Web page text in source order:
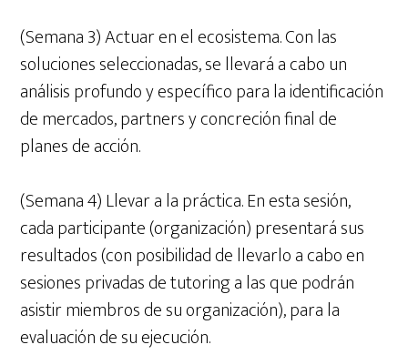
(Semana 3) Actuar en el ecosistema. Con las
soluciones seleccionadas, se llevará a cabo un
análisis profundo y específico para la identificación
de mercados, partners y concreción final de
planes de acción.
(Semana 4) Llevar a la práctica. En esta sesión,
cada participante (organización) presentará sus
resultados (con posibilidad de llevarlo a cabo en
sesiones privadas de tutoring a las que podrán
asistir miembros de su organización), para la
evaluación de su ejecución.